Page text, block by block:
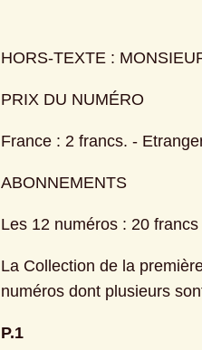
HORS-TEXTE :
PRIX DU NUMÉRO
France : 2 francs. -
ABONNEMENTS
Les 12 numéros : 20
La Collection de la
numéros dont plusieurs
P.1